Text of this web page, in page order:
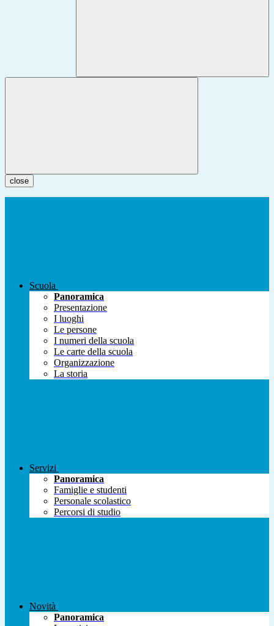
close
Scuola
Panoramica
Presentazione
I luoghi
Le persone
I numeri della scuola
Le carte della scuola
Organizzazione
La storia
Servizi
Panoramica
Famiglie e studenti
Personale scolastico
Percorsi di studio
Novità
Panoramica